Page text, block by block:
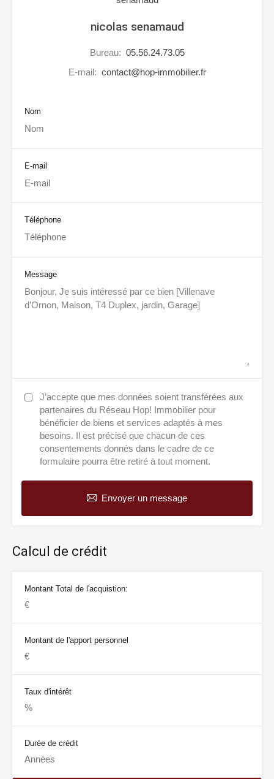
nicolas senamaud
Bureau: 05.56.24.73.05
E-mail: contact@hop-immobilier.fr
Nom
E-mail
Téléphone
Message
J’accepte que mes données soient transférées aux
partenaires du Réseau Hop! Immobilier pour
bénéficier de biens et services adaptés à mes
besoins. Il est précisé que chacun de ces
consentements donnés dans le cadre de ce
formulaire pourra être retiré à tout moment.
Envoyer un message
Calcul de crédit
Montant Total de l'acquistion:
Montant de l'apport personnel
Taux d'intérêt
Durée de crédit